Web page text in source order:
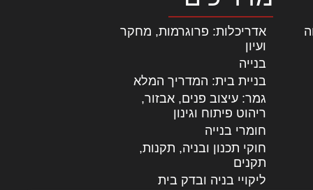
אדריכלות: פרוגרמות, מחקר
ועיון
בנייה
בניית בית: המדריך המלא
גמר: עיצוב פנים, אבזור,
ריהוט פיתוח וגינון
חומרי בנייה
חוקי תכנון ובניה, תקנות,
תקנים
ליקויי בניה ובדק בית